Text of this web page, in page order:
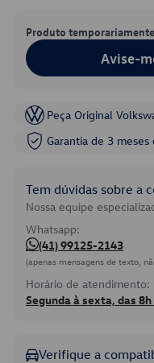
Produto
Avise-
Peça Original
Garantia de 3
Tem dúvidas sobre a
Nossa equipe
Whatsapp:
(41) 99125-2143
(apenas mensagens de texto,
Horário de atendimento:
Segunda à sexta, das 8h
Verifique a